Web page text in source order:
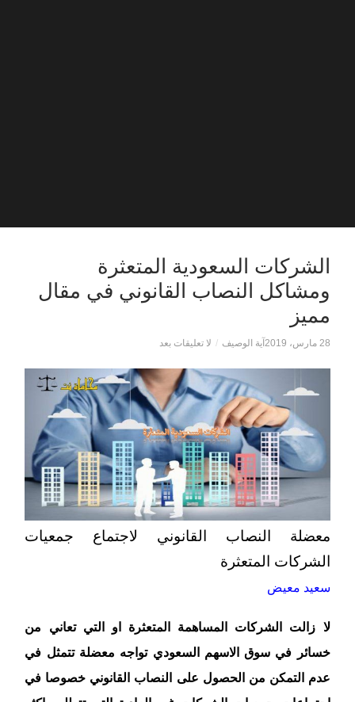
الشركات السعودية المتعثرة
ومشاكل النصاب القانوني في مقال
مميز
28 مارس، 2019 آية الوصيف / لا تعليقات بعد
معضلة النصاب القانوني لاجتماع جمعيات
الشركات المتعثرة
سعيد معيض
لا زالت الشركات المساهمة المتعثرة او التي تعاني من
خسائر في سوق الاسهم السعودي تواجه معضلة تتمثل في
عدم التمكن من الحصول على النصاب القانوني خصوصا في